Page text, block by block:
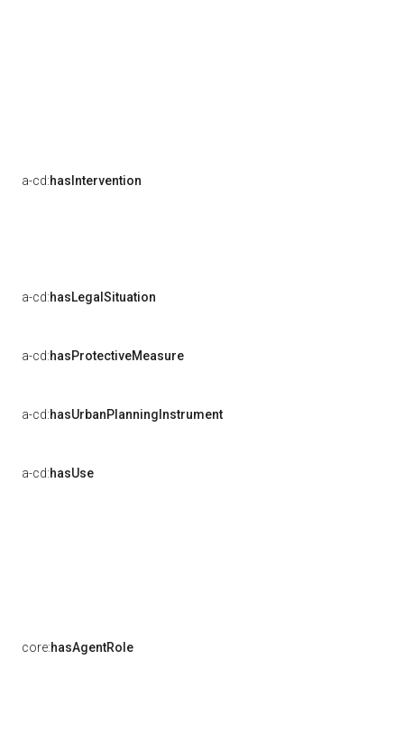
a-cd:hasIntervention
a-cd:hasLegalSituation
a-cd:hasProtectiveMeasure
a-cd:hasUrbanPlanningInstrument
a-cd:hasUse
core:hasAgentRole